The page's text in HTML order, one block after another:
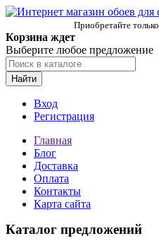
Приобретайте
Корзина ждет
Выберите любое предложение
Найти
Вход
Регистрация
Главная
Блог
Доставка
Оплата
Контакты
Карта сайта
Каталог предложений